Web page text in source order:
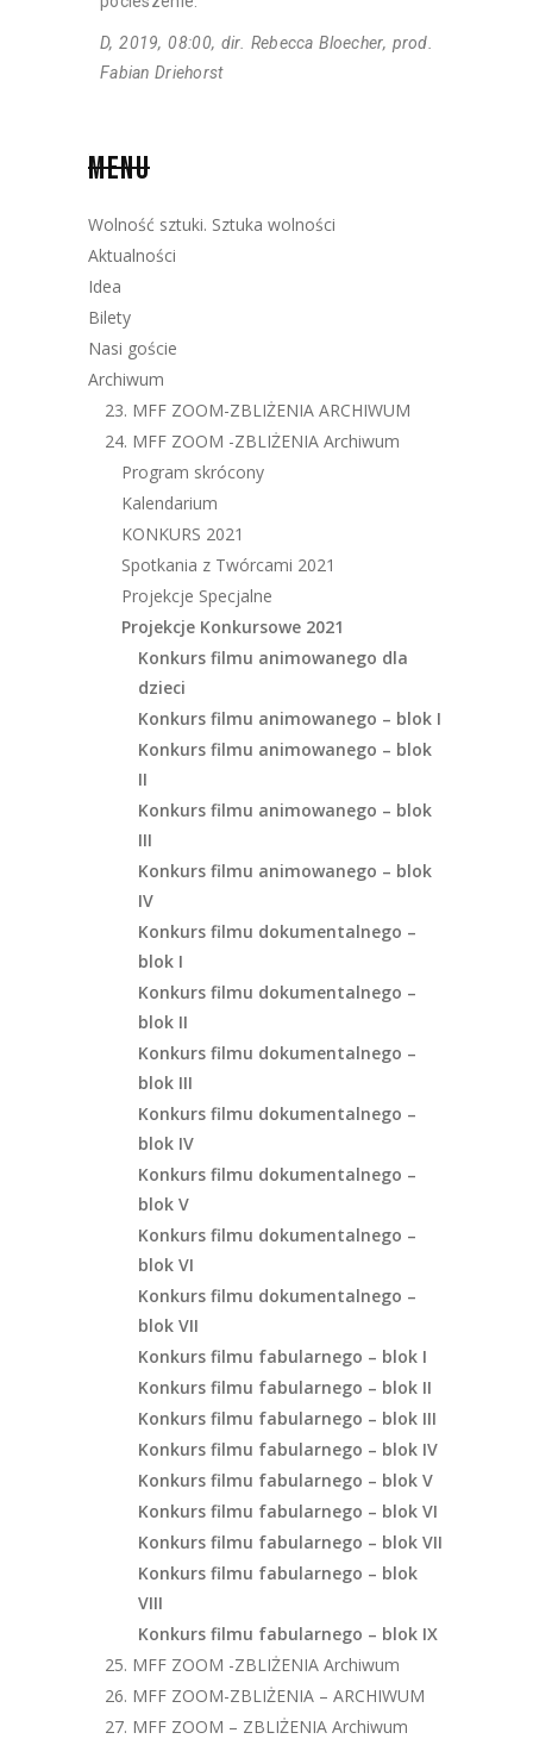
D, 2019, 08:00, dir. Rebecca Bloecher, prod.
Fabian Driehorst
MENU
Wolność sztuki. Sztuka wolności
Aktualności
Idea
Bilety
Nasi goście
Archiwum
23. MFF ZOOM-ZBLIŻENIA ARCHIWUM
24. MFF ZOOM -ZBLIŻENIA Archiwum
Program skrócony
Kalendarium
KONKURS 2021
Spotkania z Twórcami 2021
Projekcje Specjalne
Projekcje Konkursowe 2021
Konkurs filmu animowanego dla
dzieci
Konkurs filmu animowanego – blok I
Konkurs filmu animowanego – blok
II
Konkurs filmu animowanego – blok
III
Konkurs filmu animowanego – blok
IV
Konkurs filmu dokumentalnego –
blok I
Konkurs filmu dokumentalnego –
blok II
Konkurs filmu dokumentalnego –
blok III
Konkurs filmu dokumentalnego –
blok IV
Konkurs filmu dokumentalnego –
blok V
Konkurs filmu dokumentalnego –
blok VI
Konkurs filmu dokumentalnego –
blok VII
Konkurs filmu fabularnego – blok I
Konkurs filmu fabularnego – blok II
Konkurs filmu fabularnego – blok III
Konkurs filmu fabularnego – blok IV
Konkurs filmu fabularnego – blok V
Konkurs filmu fabularnego – blok VI
Konkurs filmu fabularnego – blok VII
Konkurs filmu fabularnego – blok
VIII
Konkurs filmu fabularnego – blok IX
25. MFF ZOOM -ZBLIŻENIA Archiwum
26. MFF ZOOM-ZBLIŻENIA – ARCHIWUM
27. MFF ZOOM – ZBLIŻENIA Archiwum